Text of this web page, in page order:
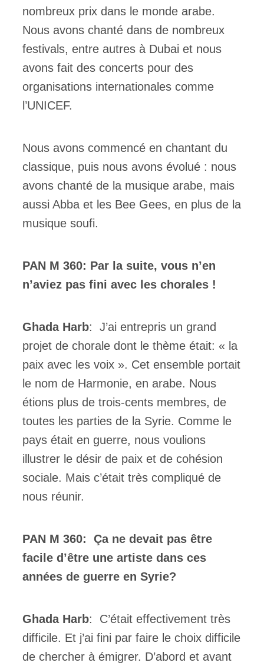
nombreux prix dans le monde arabe.
Nous avons chanté dans de nombreux
festivals, entre autres à Dubai et nous
avons fait des concerts pour des
organisations internationales comme
l’UNICEF.
Nous avons commencé en chantant du
classique, puis nous avons évolué : nous
avons chanté de la musique arabe, mais
aussi Abba et les Bee Gees, en plus de la
musique soufi.
PAN M 360: Par la suite, vous n’en
n’aviez pas fini avec les chorales !
Ghada Harb: J’ai entrepris un grand
projet de chorale dont le thème était: « la
paix avec les voix ». Cet ensemble portait
le nom de Harmonie, en arabe. Nous
étions plus de trois-cents membres, de
toutes les parties de la Syrie. Comme le
pays était en guerre, nous voulions
illustrer le désir de paix et de cohésion
sociale. Mais c’était très compliqué de
nous réunir.
PAN M 360: Ça ne devait pas être
facile d’être une artiste dans ces
années de guerre en Syrie?
Ghada Harb: C’était effectivement très
difficile. Et j’ai fini par faire le choix difficile
de chercher à émigrer. D’abord et avant